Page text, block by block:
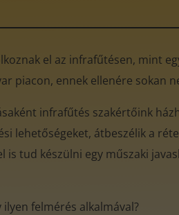
el az infrafűtésen, mint
piacon, ennek ellenére sokan
infrafűtés szakértőink
lehetőségeket, átbeszélik a
is tud készülni egy műszaki
ilyen felmérés alkalmával?